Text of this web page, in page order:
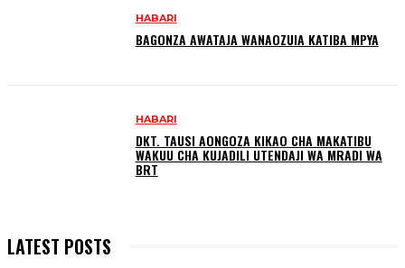
HABARI
BAGONZA AWATAJA WANAOZUIA KATIBA MPYA
HABARI
DKT. TAUSI AONGOZA KIKAO CHA MAKATIBU
WAKUU CHA KUJADILI UTENDAJI WA MRADI WA
BRT
LATEST POSTS